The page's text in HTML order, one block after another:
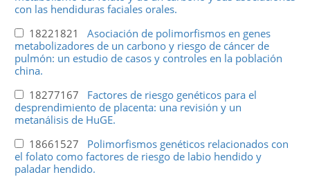
con las hendiduras faciales orales.
18221821 Asociación de polimorfismos en genes
metabolizadores de un carbono y riesgo de cáncer de
pulmón: un estudio de casos y controles en la población
china.
18277167 Factores de riesgo genéticos para el
desprendimiento de placenta: una revisión y un
metanálisis de HuGE.
18661527 Polimorfismos genéticos relacionados con
el folato como factores de riesgo de labio hendido y
paladar hendido.